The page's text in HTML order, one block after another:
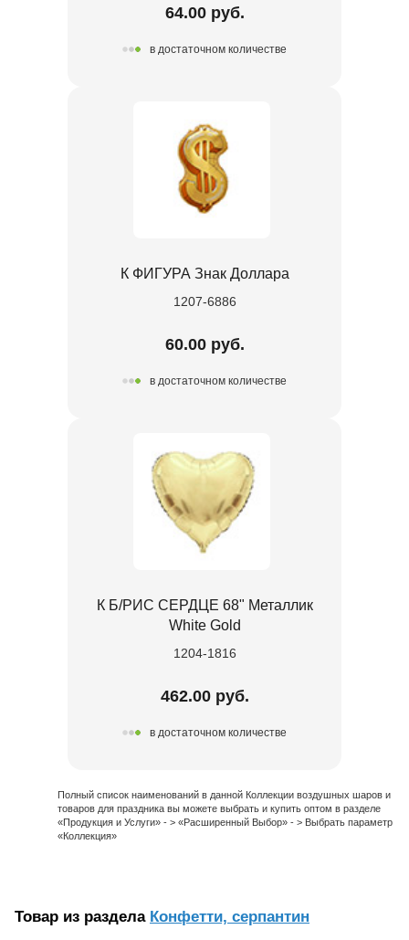
64.00 руб.
в достаточном количестве
К ФИГУРА Знак Доллара
1207-6886
60.00 руб.
в достаточном количестве
К Б/РИС СЕРДЦЕ 68" Металлик
White Gold
1204-1816
462.00 руб.
в достаточном количестве
Полный список наименований в данной Коллекции воздушных шаров и
товаров для праздника вы можете выбрать и купить оптом в разделе
«Продукция и Услуги» - > «Расширенный Выбор» - > Выбрать параметр
«Коллекция»
Товар из раздела Конфетти, серпантин